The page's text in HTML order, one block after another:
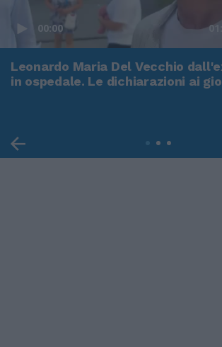
00:00
Leonardo Maria Del Vecchio
in ospedale. Le dichiarazioni ai